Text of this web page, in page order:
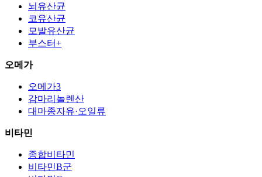
뇌유산균
코유산균
모발유산균
부스터+
오메가
오메가3
감마리놀렌산
대마종자유·오일류
비타민
종합비타민
비타민B군